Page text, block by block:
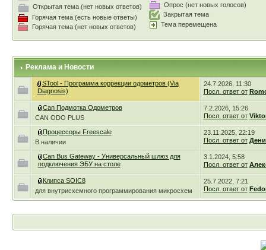
Открытая тема (нет новых ответов)
Горячая тема (есть новые ответы)
Горячая тема (нет новых ответов)
Опрос (нет новых голосов)
Закрытая тема
Тема перемещена
Реклама и Новости
STool - Программа коррекции одометров (Via
Diagnosis)
24.7.2026, 11:30
Посл. ответ от
Can Подмотка Одометров
CAN ODO PLUS
7.2.2026, 15:26
Посл. ответ от
Процессоры Freescale
В наличии
23.11.2025, 22:19
Посл. ответ от
Can Bus Gateway - Универсальный шлюз для
подключения ЭБУ на столе
3.1.2024, 5:58
Посл. ответ от
Клипса SOIC8
для внутрисхемного программирования микросхем
25.7.2022, 7:21
Посл. ответ от